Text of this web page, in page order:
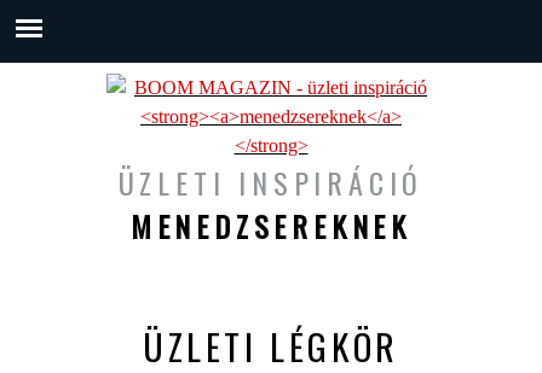
ÜZLETI INSPIRÁCIÓ
MENEDZSEREKNEK
ÜZLETI LÉGKÖR